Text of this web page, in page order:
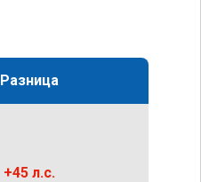
Разница
+45 л.с.